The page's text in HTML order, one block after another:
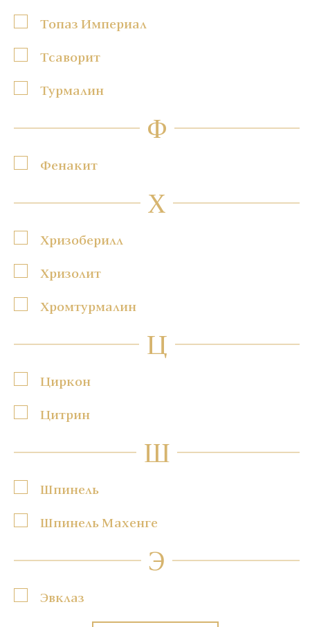
Топаз Империал
Тсаворит
Турмалин
Ф
Фенакит
Х
Хризоберилл
Хризолит
Хромтурмалин
Ц
Циркон
Цитрин
Ш
Шпинель
Шпинель Махенге
Э
Эвклаз